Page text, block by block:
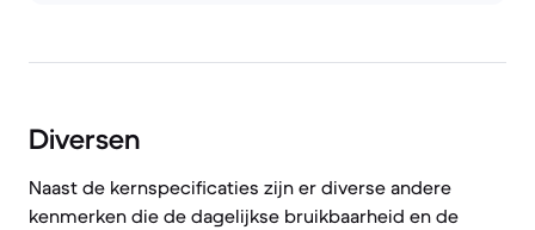
Diversen
Naast de kernspecificaties zijn er diverse andere
kenmerken die de dagelijkse bruikbaarheid en de